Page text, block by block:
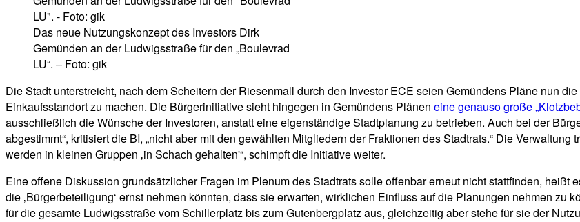
Das neue Nutzungskonzept des Investors Dirk
Gemünden an der Ludwigsstraße für den „Boulevrad
LU“. – Foto: gik
Die Stadt unterstreicht, nach dem Scheitern der Riesenmall durch den Investor ECE seien Gemündens Pläne nun
Einkaufsstandort zu machen. Die Bürgerinitiative sieht hingegen in Gemündens Plänen eine genauso große
ausschließlich die Wünsche der Investoren, anstatt eine eigenständige Stadtplanung zu betrieben. Auch bei der
abgestimmt“, kritisiert die BI, „nicht aber mit den gewählten Mitgliedern der Fraktionen des Stadtrats.“ Die
werden in kleinen Gruppen ‚in Schach gehalten'“, schimpft die Initiative weiter.
Eine offene Diskussion grundsätzlicher Fragen im Plenum des Stadtrats solle offenbar erneut nicht stattfinden, heißt
die ‚Bürgerbeteiligung‘ ernst nehmen könnten, dass sie erwarten, wirklichen Einfluss auf die Planungen nehmen zu
für die gesamte Ludwigsstraße vom Schillerplatz bis zum Gutenbergplatz aus, gleichzeitig aber stehe für sie der